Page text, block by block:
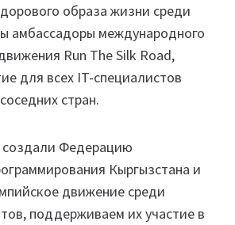
образа жизни среди
амбассадоры международного
Run The Silk Road,
для всех IT-специалистов
стран.
создали Федерацию
Кыргызстана и
движение среди
поддерживаем их участие в